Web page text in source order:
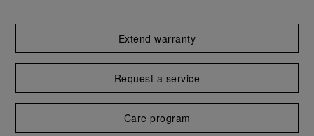
Extend warranty
Request a service
Care program